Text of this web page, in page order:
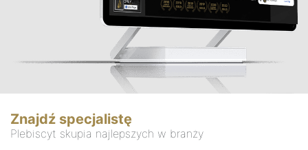
Znajdź specjalistę
Plebiscyt skupia najlepszych w branży